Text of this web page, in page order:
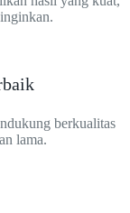
berkualitas
lama.